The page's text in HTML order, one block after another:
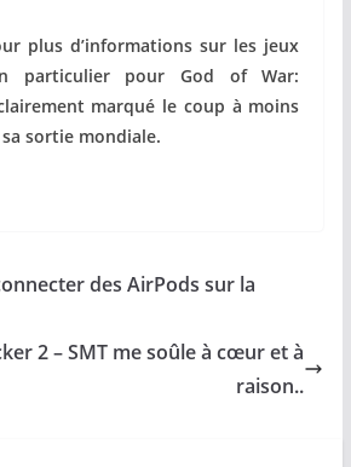
plus d’informations sur les jeux
particulier pour God of War:
marqué le coup à moins
sortie mondiale.
des AirPods sur la
2 – SMT me soûle à cœur et à
raison..